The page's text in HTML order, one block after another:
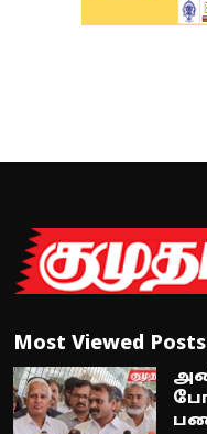
Most Viewed Posts